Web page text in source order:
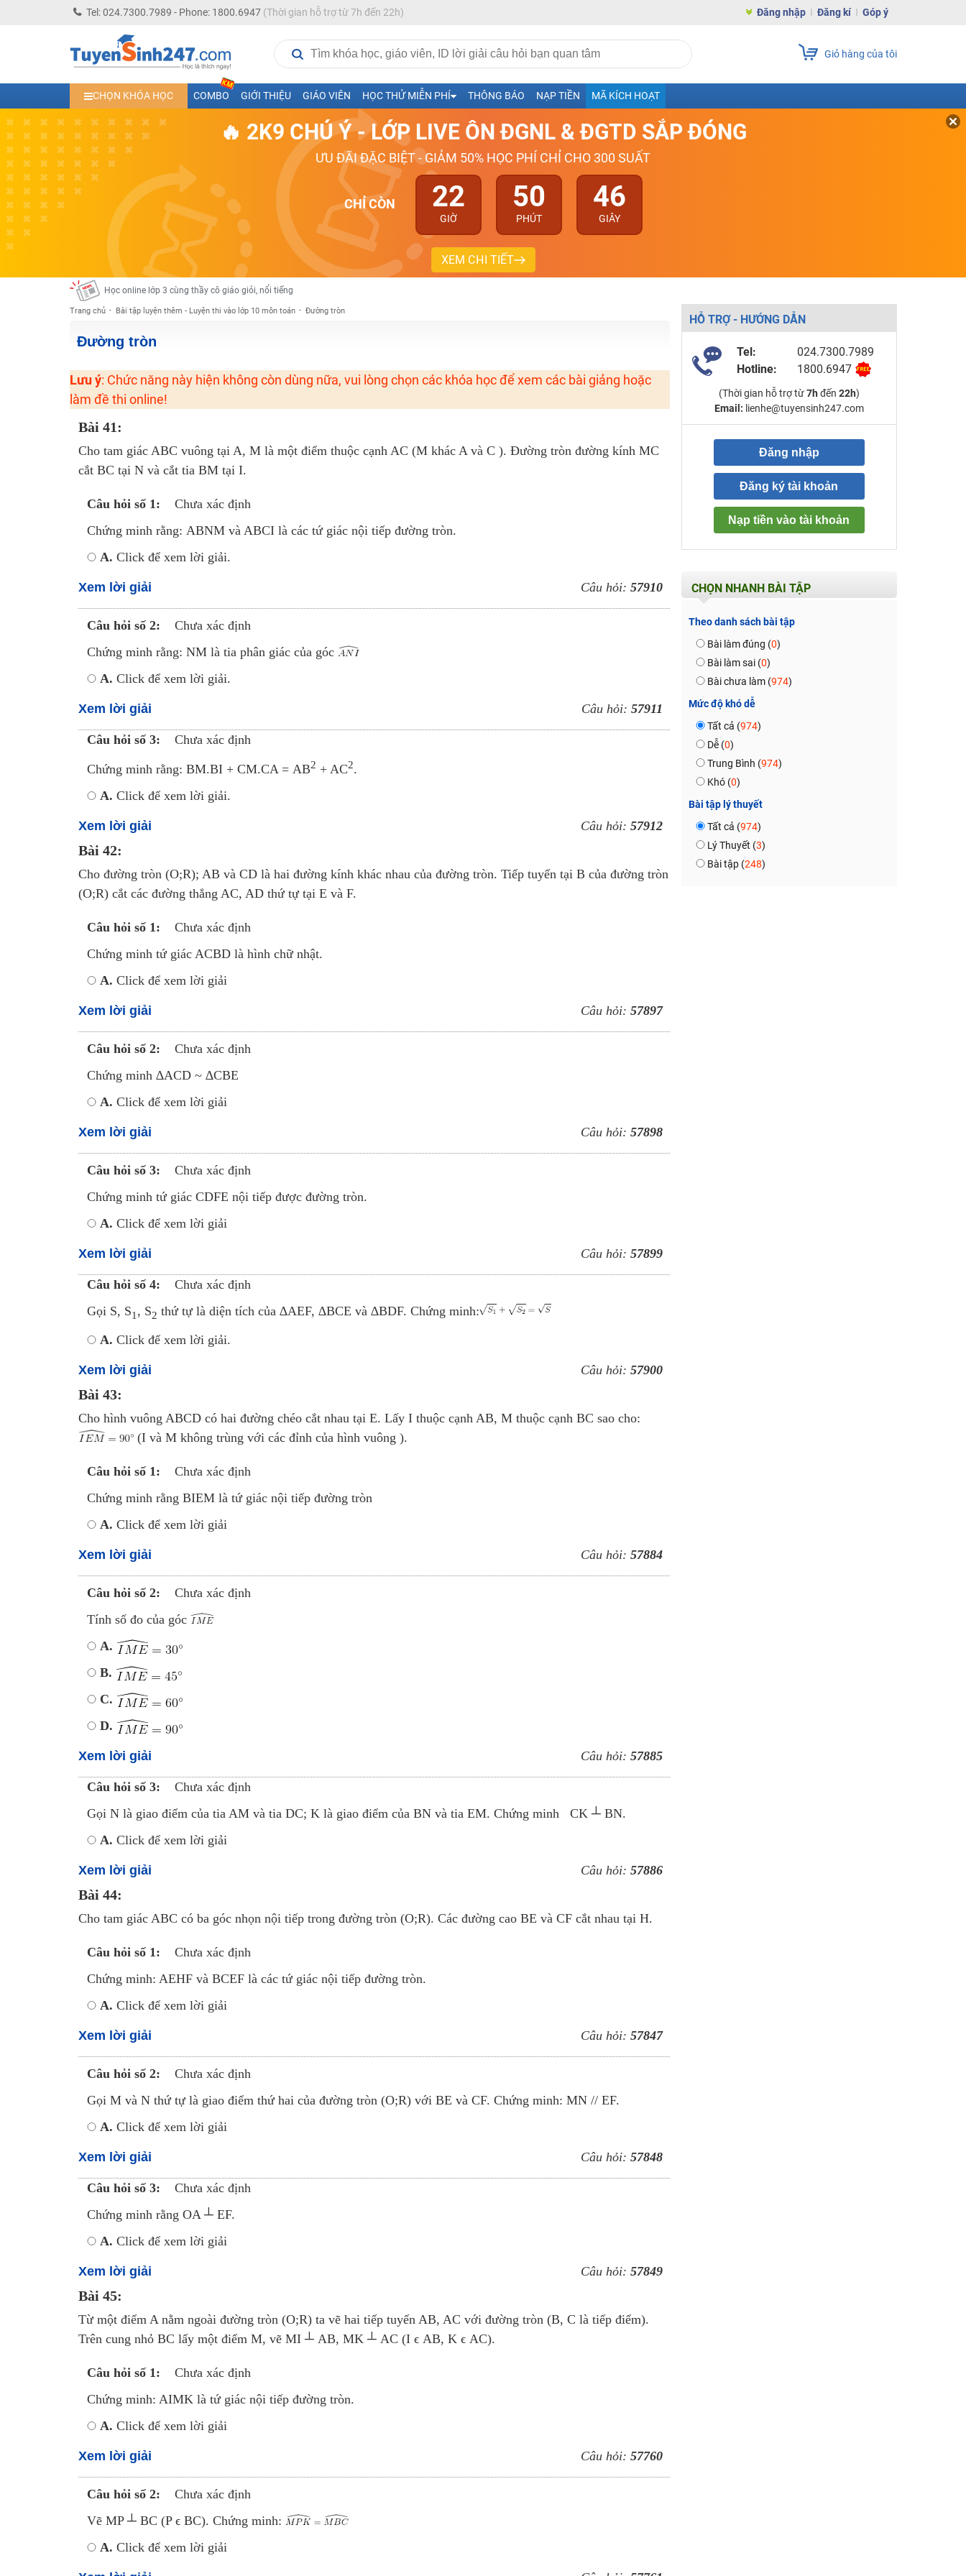
Tel: 024.7300.7989 - Phone: 1800.6947(Thời gian hỗ trợ từ 7h đến 22h) Đăng nhập Đăng kí Góp ý
Giỏ hàng của tôi
CHỌN KHÓA HỌC COMBO GIỚI THIỆU GIÁO VIÊN HỌC THỬ MIỄN PHÍ THÔNG BÁO NẠP TIỀN MÃ KÍCH HOẠT
🔥 2K9 CHÚ Ý - LỚP LIVE ÔN ĐGNL & ĐGTD SẮP ĐÓNG
ƯU ĐÃI ĐẶC BIỆT - GIẢM 50% HỌC PHÍ CHỈ CHO 300 SUẤT
CHỈ CÒN 22
GIỜ
50
PHÚT
45
GIÂY
XEM CHI TIẾT
Học trực tuyến lớp 10 các môn Toán - Lý - Hóa - Văn - Anh- Sinh-Sử-Địa cùng Thầy Cô giỏi, nổi tiếng
Học online trực tuyến cấp Tiểu học và THCS năm học 2026-2027
Học online lớp 5 cùng thầy cô giáo giỏi, nổi tiếng
Học online lớp 7 cùng thầy cô giáo giỏi
Học online lớp 6 cùng thầy cô giỏi, nổi tiếng
Học online lớp 8 cùng thầy cô giáo giỏi
2K13! Bứt Phá Lớp 5 Năm Học 2023 - 2024
Học online lớp 4 cùng thầy cô giáo giỏi, nổi tiếng
Học online lớp 3 cùng thầy cô giáo giỏi, nổi tiếng
Học online lớp 2 với thầy cô giáo giỏi, nổi tiếng
2K6! Lộ Trình Sun 2024 - Ba bước luyện thi TN THPT - ĐH ít nhất 25 điểm
Khuyến Mãi Khoá Học 1K Chỉ Từ 11-13/09/2024
Đồng giá khóa học 499K - 399K (13/11-15/11)
Khai giảng các khóa lớp 9 Toán - Lý - Hóa - Văn - Anh năm 2018
Khai giảng khóa Ngữ văn 7 - xây nền vững chắc cho tương lai!
Luyện thi vào lớp 10 môn Toán, Văn, Hóa, Anh, Lý với giáo viên giỏi và nổi tiếng
Trang chủ Bài tập luyện thêm - Luyện thi vào lớp 10 môn toán Đường tròn
Đường tròn
Lưu ý: Chức năng này hiện không còn dùng nữa, vui lòng chọn các khóa học để xem các bài giảng hoặc
làm đề thi online!
Bài 41:
Cho tam giác ABC vuông tại A, M là một điểm thuộc cạnh AC (M khác A và C ). Đường tròn đường kính MC
cắt BC tại N và cắt tia BM tại I.
Câu hỏi số 1:
Chưa xác định
Chứng minh rằng: ABNM và ABCI là các tứ giác nội tiếp đường tròn.
A. Click để xem lời giải.
Xem lời giải Câu hỏi: 57910
Câu hỏi số 2:
Chưa xác định
Chứng minh rằng: NM là tia phân giác của góc
A. Click để xem lời giải.
Xem lời giải Câu hỏi: 57911
Câu hỏi số 3: Chưa xác định
Chứng minh rằng: BM.BI + CM.CA = AB2 + AC2.
A. Click để xem lời giải.
Xem lời giải Câu hỏi: 57912
Bài 42:
Cho đường tròn (O;R); AB và CD là hai đường kính khác nhau của đường tròn. Tiếp tuyến tại B của đường tròn
(O;R) cắt các đường thẳng AC, AD thứ tự tại E và F.
Câu hỏi số 1:
Chưa xác định
Chứng minh tứ giác ACBD là hình chữ nhật.
A. Click để xem lời giải
Xem lời giải Câu hỏi: 57897
Câu hỏi số 2:
Chưa xác định
Chứng minh ∆ACD ~ ∆CBE
A. Click để xem lời giải
Xem lời giải Câu hỏi: 57898
Câu hỏi số 3:
Chưa xác định
Chứng minh tứ giác CDFE nội tiếp được đường tròn.
A. Click để xem lời giải
Xem lời giải Câu hỏi: 57899
Câu hỏi số 4:
Chưa xác định
Gọi S, S1 , S2 thứ tự là diện tích của ∆AEF, ∆BCE và ∆BDF. Chứng minh:
A. Click để xem lời giải.
Xem lời giải Câu hỏi: 57900
Bài 43:
Cho hình vuông ABCD có hai đường chéo cắt nhau tại E. Lấy I thuộc cạnh AB, M thuộc cạnh BC sao cho:
(I và M không trùng với các đỉnh của hình vuông ).
Câu hỏi số 1:
Chưa xác định
Chứng minh rằng BIEM là tứ giác nội tiếp đường tròn
A. Click để xem lời giải
Xem lời giải Câu hỏi: 57884
Câu hỏi số 2:
Chưa xác định
Tính số đo của góc
A.
B.
C.
D.
Xem lời giải Câu hỏi: 57885
Câu hỏi số 3:
Chưa xác định
Gọi N là giao điểm của tia AM và tia DC; K là giao điểm của BN và tia EM. Chứng minh CK ┴ BN.
A. Click để xem lời giải
Xem lời giải Câu hỏi: 57886
Bài 44:
Cho tam giác ABC có ba góc nhọn nội tiếp trong đường tròn (O;R). Các đường cao BE và CF cắt nhau tại H.
Câu hỏi số 1:
Chưa xác định
Chứng minh: AEHF và BCEF là các tứ giác nội tiếp đường tròn.
A. Click để xem lời giải
Xem lời giải Câu hỏi: 57847
Câu hỏi số 2:
Chưa xác định
Gọi M và N thứ tự là giao điểm thứ hai của đường tròn (O;R) với BE và CF. Chứng minh: MN // EF.
A. Click để xem lời giải
Xem lời giải Câu hỏi: 57848
Câu hỏi số 3:
Chưa xác định
Chứng minh rằng OA ┴ EF.
A. Click để xem lời giải
Xem lời giải Câu hỏi: 57849
Bài 45:
Từ một điểm A nằm ngoài đường tròn (O;R) ta vẽ hai tiếp tuyến AB, AC với đường tròn (B, C là tiếp điểm).
Trên cung nhỏ BC lấy một điểm M, vẽ MI ┴ AB, MK ┴ AC (I ϵ AB, K ϵ AC).
Câu hỏi số 1:
Chưa xác định
Chứng minh: AIMK là tứ giác nội tiếp đường tròn.
A. Click để xem lời giải
Xem lời giải Câu hỏi: 57760
Câu hỏi số 2:
Chưa xác định
Vẽ MP ┴ BC (P ϵ BC). Chứng minh:
A. Click để xem lời giải
HỖ TRỢ - HƯỚNG DẪN
Tel:
024.7300.7989
Hotline:
1800.6947
(Thời gian hỗ trợ từ7h đến 22h)
Email: lienhe@tuyensinh247.com
Đăng nhập
Đăng ký tài khoản
Nạp tiền vào tài khoản
CHỌN NHANH BÀI TẬP
Theo danh sách bài tập
Bài làm đúng (0)
Bài làm sai (0)
Bài chưa làm (974)
Mức độ khó dễ
Tất cả (974)
Dễ (0)
Trung Bình (974)
Khó (0)
Bài tập lý thuyết
Tất cả (974)
Lý Thuyết (3)
Bài tập (248)